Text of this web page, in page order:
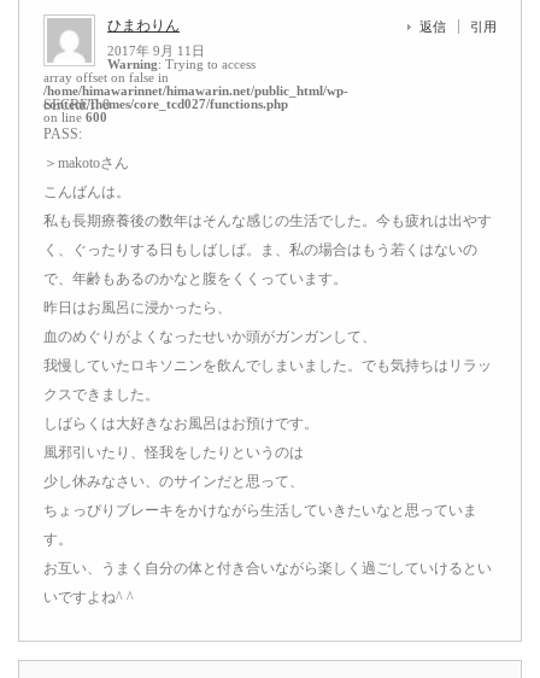
ひまわりん
2017年 9月 11日
Warning: Trying to access
array offset on false in
/home/himawarinnet/himawarin.net/public_html/wp-
content/themes/core_tcd027/functions.php
on line 600
返信 引用
SECRET: 0
PASS:
＞makotoさん
こんばんは。
私も長期療養後の数年はそんな感じの生活でした。今も疲れは出やす
く、ぐったりする日もしばしば。ま、私の場合はもう若くはないの
で、年齢もあるのかなと腹をくくっています。
昨日はお風呂に浸かったら、
血のめぐりがよくなったせいか頭がガンガンして、
我慢していたロキソニンを飲んでしまいました。でも気持ちはリラッ
クスできました。
しばらくは大好きなお風呂はお預けです。
風邪引いたり、怪我をしたりというのは
少し休みなさい、のサインだと思って、
ちょっぴりブレーキをかけながら生活していきたいなと思っていま
す。
お互い、うまく自分の体と付き合いながら楽しく過ごしていけるとい
いですよね^ ^